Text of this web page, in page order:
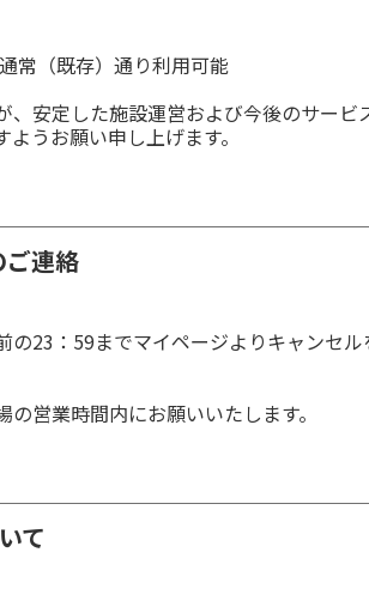
常（既存）通り利用可能
安定した施設運営および今後のサービ
うお願い申し上げます。
連絡
23：59までマイページよりキャンセル
営業時間内にお願いいたします。
て